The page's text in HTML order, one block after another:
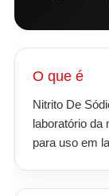
O que é
Nitrito De
laboratório da
para uso em